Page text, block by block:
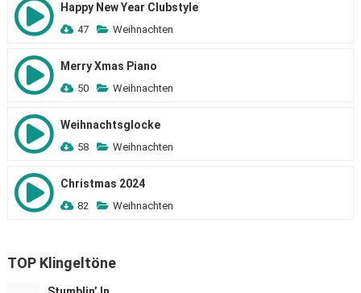
Happy New Year Clubstyle
47 Weihnachten
Merry Xmas Piano
50 Weihnachten
Weihnachtsglocke
58 Weihnachten
Christmas 2024
82 Weihnachten
TOP Klingeltöne